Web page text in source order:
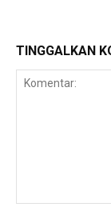
TINGGALKAN